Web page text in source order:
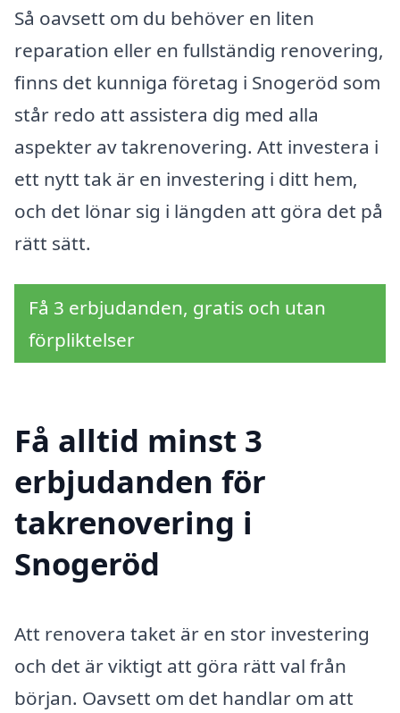
Så oavsett om du behöver en liten
reparation eller en fullständig renovering,
finns det kunniga företag i Snogeröd som
står redo att assistera dig med alla
aspekter av takrenovering. Att investera i
ett nytt tak är en investering i ditt hem,
och det lönar sig i längden att göra det på
rätt sätt.
Få 3 erbjudanden, gratis och utan
förpliktelser
Få alltid minst 3
erbjudanden för
takrenovering i
Snogeröd
Att renovera taket är en stor investering
och det är viktigt att göra rätt val från
början. Oavsett om det handlar om att